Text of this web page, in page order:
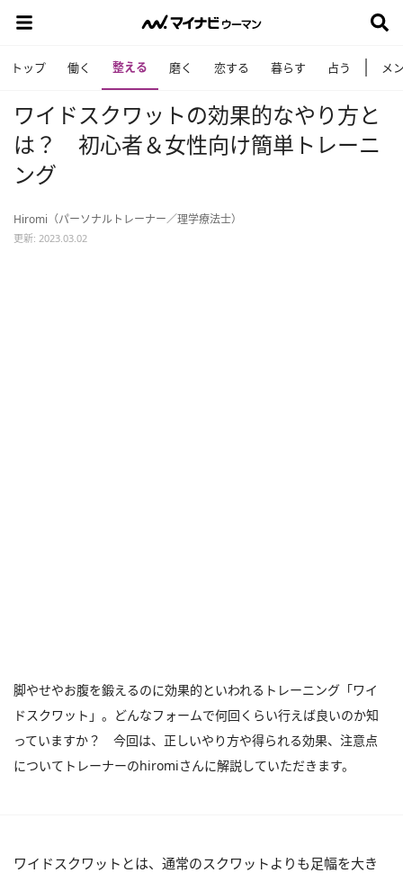
トップ 働く 整える 磨く 恋する 暮らす 占う メ
ワイドスクワットの効果的なやり方と
は？ 初心者＆女性向け簡単トレーニ
ング
Hiromi（パーソナルトレーナー／理学療法士）
更新: 2023.03.02
脚やせやお腹を鍛えるのに効果的といわれるトレーニング「ワイ
ドスクワット」。どんなフォームで何回くらい行えば良いのか知
っていますか？ 今回は、正しいやり方や得られる効果、注意点
についてトレーナーのhiromiさんに解説していただきます。
ワイドスクワットとは、通常のスクワットよりも足幅を大き